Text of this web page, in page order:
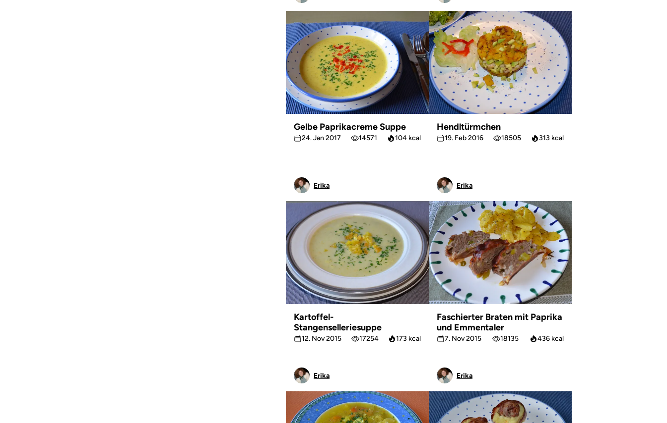
Gelbe Paprikacreme Suppe
24. Jan 2017 14571 104 kcal
Erika
Hendltürmchen
19. Feb 2016 18505 313 kcal
Erika
Kartoffel-
Stangenselleriesuppe
12. Nov 2015 17254 173 kcal
Erika
Faschierter Braten mit Paprika
und Emmentaler
7. Nov 2015 18135 436 kcal
Erika